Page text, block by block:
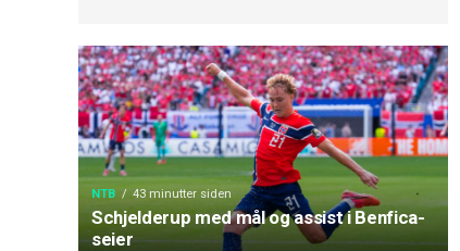
NTB 43 minutter siden
Schjelderup med mål og assist i Benfica-
seier